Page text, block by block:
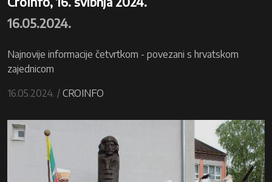
16.05.2024.
Najnovije informacije četvrtkom - povezani s hrvatskom
zajednicom
16.05.2024. / CROINFO